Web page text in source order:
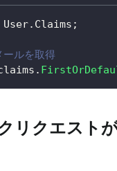
User. Claims ;
ルを取得
.
リクエスト